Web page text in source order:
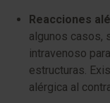
Reacciones
algunos casos,
intravenoso
estructuras.
alérgica al